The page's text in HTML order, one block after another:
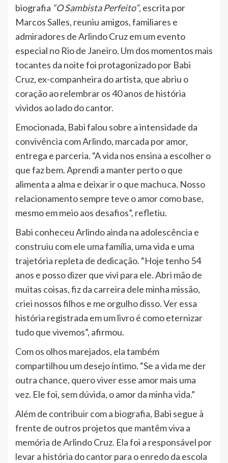
biografia “O Sambista Perfeito”, escrita por
Marcos Salles, reuniu amigos, familiares e
admiradores de Arlindo Cruz em um evento
especial no Rio de Janeiro. Um dos momentos mais
tocantes da noite foi protagonizado por Babi
Cruz, ex-companheira do artista, que abriu o
coração ao relembrar os 40 anos de história
vividos ao lado do cantor.
Emocionada, Babi falou sobre a intensidade da
convivência com Arlindo, marcada por amor,
entrega e parceria. “A vida nos ensina a escolher o
que faz bem. Aprendi a manter perto o que
alimenta a alma e deixar ir o que machuca. Nosso
relacionamento sempre teve o amor como base,
mesmo em meio aos desafios”, refletiu.
Babi conheceu Arlindo ainda na adolescência e
construiu com ele uma família, uma vida e uma
trajetória repleta de dedicação. “Hoje tenho 54
anos e posso dizer que vivi para ele. Abri mão de
muitas coisas, fiz da carreira dele minha missão,
criei nossos filhos e me orgulho disso. Ver essa
história registrada em um livro é como eternizar
tudo que vivemos”, afirmou.
Com os olhos marejados, ela também
compartilhou um desejo íntimo. “Se a vida me der
outra chance, quero viver esse amor mais uma
vez. Ele foi, sem dúvida, o amor da minha vida.”
Além de contribuir com a biografia, Babi segue à
frente de outros projetos que mantêm viva a
memória de Arlindo Cruz. Ela foi a responsável por
levar a história do cantor para o enredo da escola